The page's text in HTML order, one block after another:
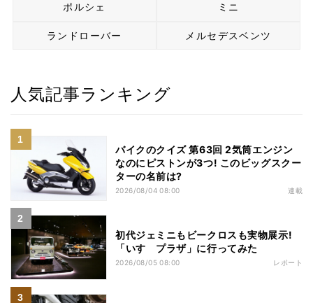
ポルシェ ミニ
ランドローバー メルセデスベンツ
人気記事ランキング
バイクのクイズ 第63回 2気筒エンジン
なのにピストンが3つ! このビッグスクー
ターの名前は?
2026/08/04 08:00 連載
初代ジェミニもビークロスも実物展示!
「いすゞプラザ」に行ってみた
2026/08/05 08:00 レポート